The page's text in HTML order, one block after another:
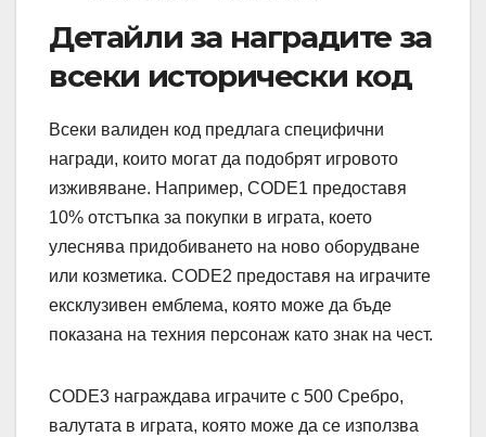
Детайли за наградите за
всеки исторически код
Всеки валиден код предлага специфични
награди, които могат да подобрят игровото
изживяване. Например, CODE1 предоставя
10% отстъпка за покупки в играта, което
улеснява придобиването на ново оборудване
или козметика. CODE2 предоставя на играчите
ексклузивен емблема, която може да бъде
показана на техния персонаж като знак на чест.
CODE3 награждава играчите с 500 Сребро,
валутата в играта, която може да се използва